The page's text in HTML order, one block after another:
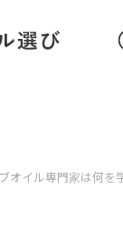
オイル専門家は何を